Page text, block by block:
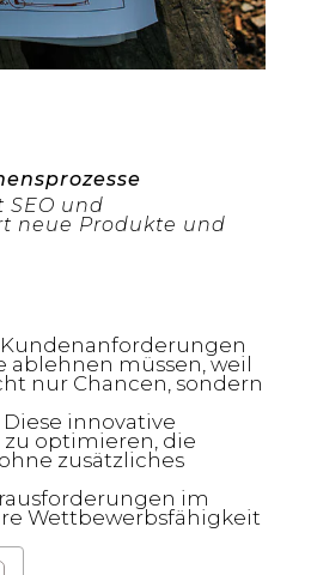
und
neue Produkte und
müssen, weil
nur Chancen, sondern
innovative
optimieren, die
zusätzliches
im
Wettbewerbsfähigkeit